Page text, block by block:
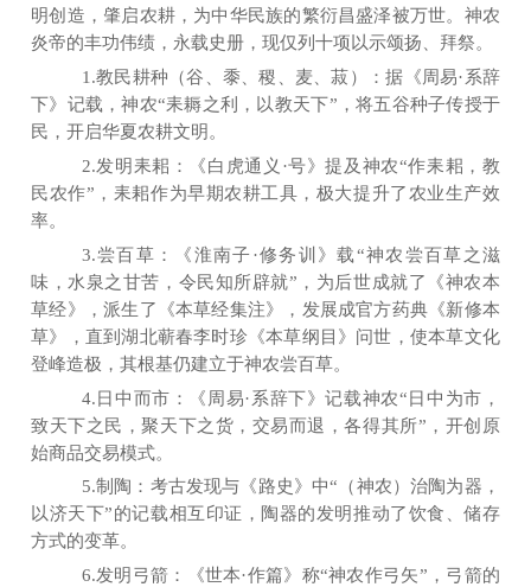
明创造， 肇启农耕， 为中华民族的繁衍昌盛泽被万世。神农
炎帝的丰功伟绩，永载史册，现仅列十项以示颂扬、拜祭。
1.教民耕种（谷、黍、稷、麦、菽）：据《周易·系辞
下》记载，神农“耒耨之利，以教天下”，将五谷种子传授于
民，开启华夏农耕文明。
2.发明耒耜：《白虎通义·号》提及神农“作耒耜，教
民农作”，耒耜作为早期农耕工具，极大提升了农业生产效
率。
3.尝百草：《淮南子·修务训》载“神农尝百草之滋
味，水泉之甘苦，令民知所辟就”，为后世成就了《神农本
草经》，派生了《本草经集注》，发展成官方药典《新修本
草》，直到湖北蕲春李时珍《本草纲目》问世，使本草文化
登峰造极，其根基仍建立于神农尝百草。
4.日中而市：《周易·系辞下》记载神农“日中为市，
致天下之民，聚天下之货，交易而退，各得其所”，开创原
始商品交易模式。
5.制陶：考古发现与《路史》中“（神农）治陶为器，
以济天下”的记载相互印证，陶器的发明推动了饮食、储存
方式的变革。
6.发明弓箭：《世本·作篇》称“神农作弓矢”，弓箭的